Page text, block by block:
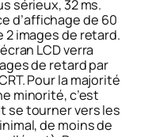
sérieux, 32 ms.
d’affichage de 60
2 images de retard.
LCD verra
de retard par
Pour la majorité
minorité, c’est
se tourner vers les
de moins de